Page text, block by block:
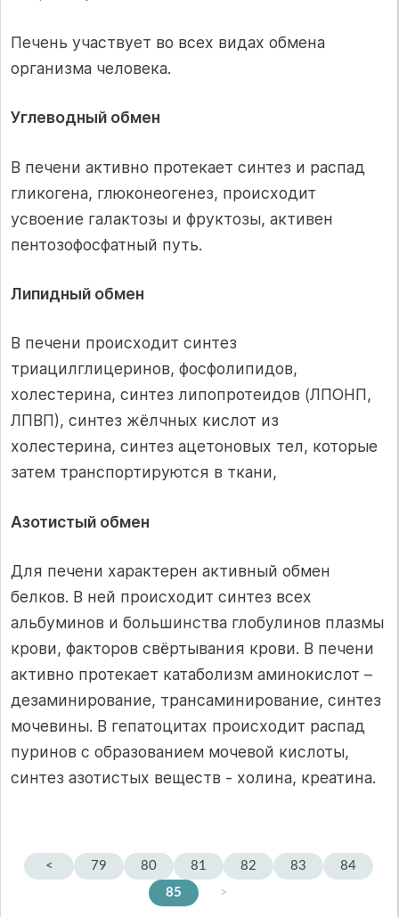
Печень участвует во всех видах обмена
организма человека.
Углеводный обмен
В печени активно протекает синтез и распад
гликогена, глюконеогенез, происходит
усвоение галактозы и фруктозы, активен
пентозофосфатный путь.
Липидный обмен
В печени происходит синтез
триацилглицеринов, фосфолипидов,
холестерина, синтез липопротеидов (ЛПОНП,
ЛПВП), синтез жёлчных кислот из
холестерина, синтез ацетоновых тел, которые
затем транспортируются в ткани,
Азотистый обмен
Для печени характерен активный обмен
белков. В ней происходит синтез всех
альбуминов и большинства глобулинов плазмы
крови, факторов свёртывания крови. В печени
активно протекает катаболизм аминокислот –
дезаминирование, трансаминирование, синтез
мочевины. В гепатоцитах происходит распад
пуринов с образованием мочевой кислоты,
синтез азотистых веществ - холина, креатина.
< 79 80 81 82 83
84
85
>